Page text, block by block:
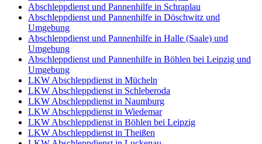
Abschleppdienst und Pannenhilfe in Schraplau
Abschleppdienst und Pannenhilfe in Döschwitz und
Umgebung
Abschleppdienst und Pannenhilfe in Halle (Saale) und
Umgebung
Abschleppdienst und Pannenhilfe in Böhlen bei Leipzig und
Umgebung
LKW Abschleppdienst in Mücheln
LKW Abschleppdienst in Schleberoda
LKW Abschleppdienst in Naumburg
LKW Abschleppdienst in Wiedemar
LKW Abschleppdienst in Böhlen bei Leipzig
LKW Abschleppdienst in Theißen